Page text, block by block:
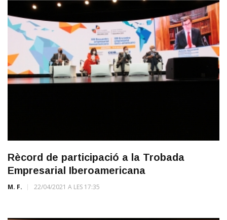
Rècord de participació a la Trobada
Empresarial Iberoamericana
M. F. 22/04/2021 A LES 17:35